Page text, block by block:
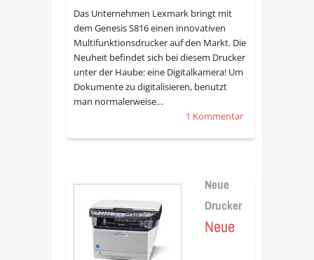
Das Unternehmen Lexmark bringt mit
dem Genesis S816 einen innovativen
Multifunktionsdrucker auf den Markt. Die
Neuheit befindet sich bei diesem Drucker
unter der Haube: eine Digitalkamera! Um
Dokumente zu digitalisieren, benutzt
man normalerweise…
1 Kommentar
Neue
Drucker
Neue